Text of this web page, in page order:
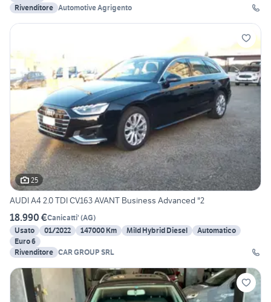
Rivenditore Automotive Agrigento
25
AUDI A4 2.0 TDI CV.163 AVANT Business Advanced "2
18.990 €Canicatti' (AG)
Usato
01/2022 147000 Km Mild Hybrid Diesel
Automatico
Euro 6
Rivenditore CAR GROUP SRL